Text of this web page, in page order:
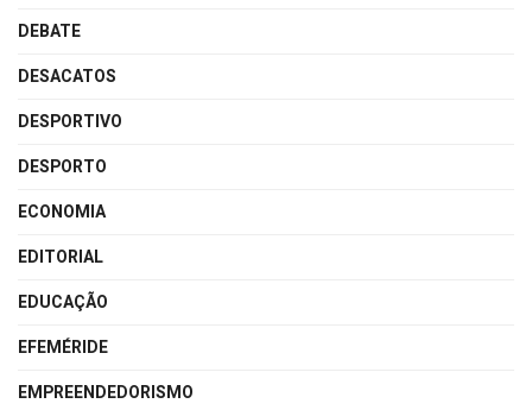
DEBATE
DESACATOS
DESPORTIVO
DESPORTO
ECONOMIA
EDITORIAL
EDUCAÇÃO
EFEMÉRIDE
EMPREENDEDORISMO